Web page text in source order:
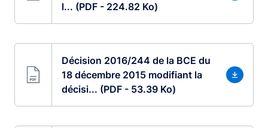
l... (PDF - 224.82 Ko)
Décision 2016/244 de la BCE du
18 décembre 2015 modifiant la
décisi... (PDF - 53.39 Ko)